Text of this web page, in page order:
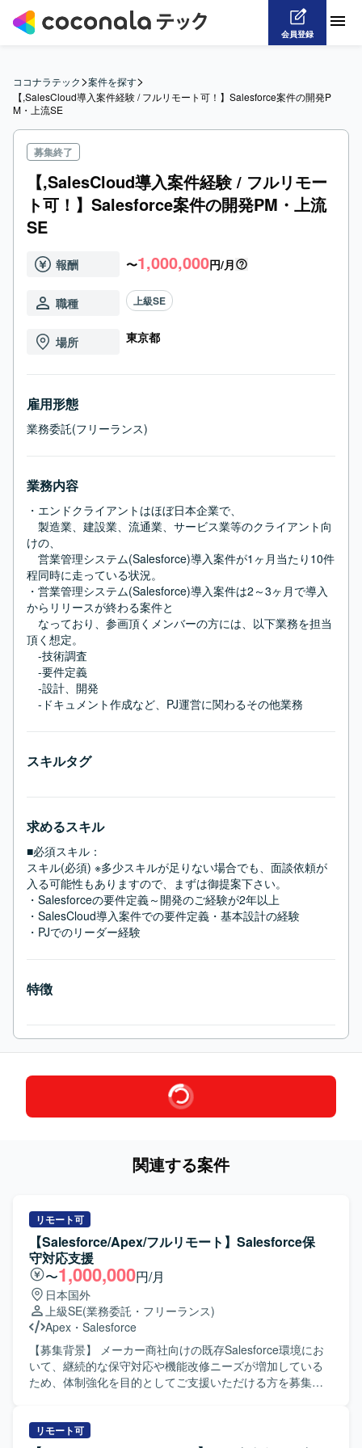
会員登録
ココナラテック>案件を探す>
【,SalesCloud導入案件経験 / フルリモート可！】Salesforce案件の開発P
M・上流SE
募集終了
【,SalesCloud導入案件経験 / フルリモー
ト可！】Salesforce案件の開発PM・上流
SE
報酬 〜1,000,000円/月
職種 上級SE
場所 東京都
雇用形態
業務委託(フリーランス)
業務内容
・エンドクライアントはほぼ日本企業で、
製造業、建設業、流通業、サービス業等のクライアント向
けの、
営業管理システム(Salesforce)導入案件が1ヶ月当たり10件
程同時に走っている状況。
・営業管理システム(Salesforce)導入案件は2～3ヶ月で導入
からリリースが終わる案件と
なっており、参画頂くメンバーの方には、以下業務を担当
頂く想定。
-技術調査
-要件定義
-設計、開発
-ドキュメント作成など、PJ運営に関わるその他業務
スキルタグ
求めるスキル
■必須スキル：
スキル(必須) ※多少スキルが足りない場合でも、面談依頼が
入る可能性もありますので、まずは御提案下さい。
・Salesforceの要件定義～開発のご経験が2年以上
・SalesCloud導入案件での要件定義・基本設計の経験
・PJでのリーダー経験
特徴
関連する案件
リモート可
【Salesforce/Apex/フルリモート】Salesforce保
守対応支援
〜1,000,000円/月
日本国外
上級SE(業務委託・フリーランス)
Apex ・ Salesforce
【募集背景】 メーカー商社向けの既存Salesforce環境にお
いて、継続的な保守対応や機能改修ニーズが増加している
ため、体制強化を目的としてご支援いただける方を募集し
守対応や問合せ対応を行っていただきます。 ・顧客との週
リモート可